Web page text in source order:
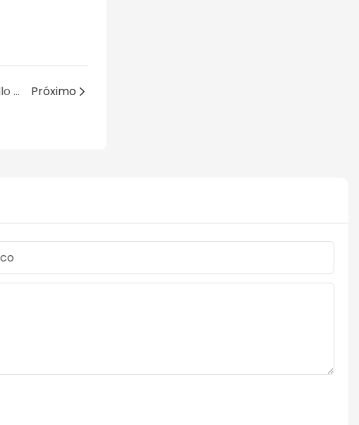
Resistencia al desgaste del anillo de sello de caucho en equipos de tránsito ferroviario y sugerencias para la gestión del mantenimiento Próximo